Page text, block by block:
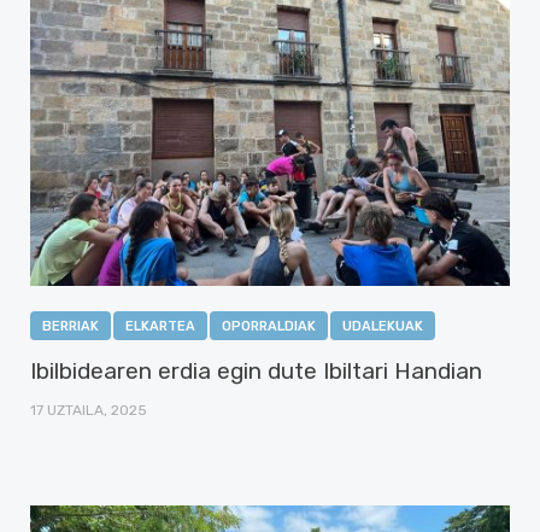
BERRIAK ELKARTEA OPORRALDIAK UDALEKUAK
Ibilbidearen erdia egin dute Ibiltari Handian
17 UZTAILA, 2025